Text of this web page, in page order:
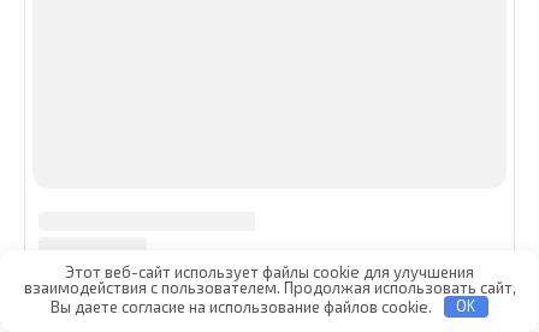
Этот веб-сайт использует файлы cookie для улучшения
взаимодействия с пользователем. Продолжая использовать сайт,
Вы даете согласие на использование файлов cookie.
OK